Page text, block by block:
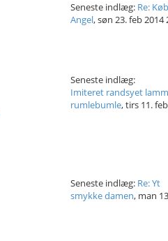
Seneste indlæg: Re:
Angel,søn 23. feb 2014
Seneste indlæg:
Imiteret randsyet
rumlebumle,tirs 11.
Seneste indlæg: Re: Yt
smykke damen, man